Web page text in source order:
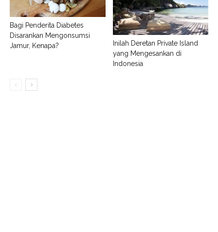
Bagi Penderita Diabetes
Disarankan Mengonsumsi
Jamur, Kenapa?
Inilah Deretan Private Island
yang Mengesankan di
Indonesia